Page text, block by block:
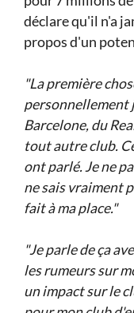
déclare qu'il n'a
propos d'un
"La première
personnellement
Barcelone, du
tout autre club.
ont parlé. Je ne
ne sais vraiment
fait à ma place."
"Je parle de ça
les rumeurs sur
un impact sur le